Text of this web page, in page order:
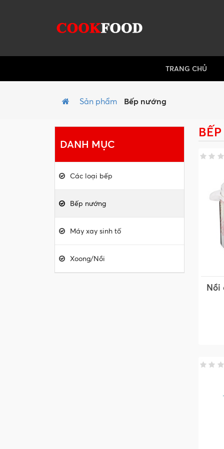
TRANG CHỦ
Sản phẩm Bếp nướng
DANH MỤC
Các loại bếp
Bếp nướng
Máy xay sinh tố
Xoong/Nồi
Nồi